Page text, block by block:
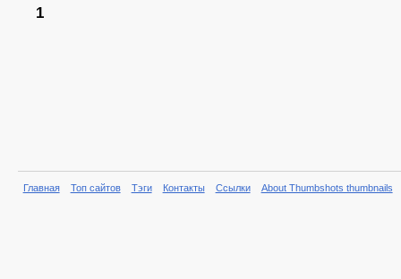
1
Главная Топ сайтов Тэги Контакты Ссылки About Thumbshots thumbnails